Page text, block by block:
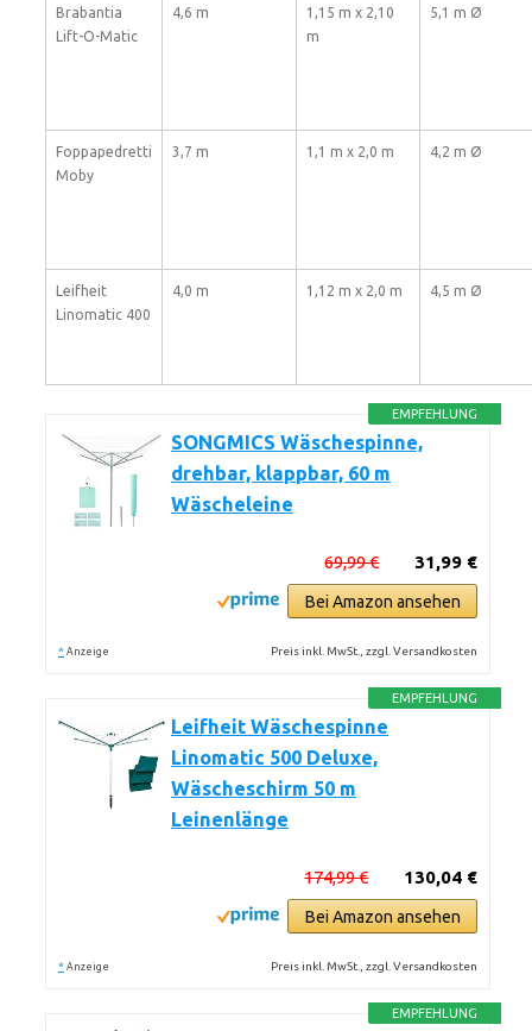
Brabantia
Lift-O-Matic
4,6 m
1,15 m x 2,10
m
5,1 m Ø
Foppapedretti
Moby
3,7 m 1,1 m x 2,0 m 4,2 m Ø
Leifheit
Linomatic 400
4,0 m 1,12 m x 2,0 m 4,5 m Ø
EMPFEHLUNG
SONGMICS Wäschespinne,
drehbar, klappbar, 60 m
Wäscheleine
31,99 €
69,99 €
Bei Amazon ansehen
* Anzeige Preis inkl. MwSt., zzgl. Versandkosten
EMPFEHLUNG
Leifheit Wäschespinne
Linomatic 500 Deluxe,
Wäscheschirm 50 m
Leinenlänge
130,04 €
174,99 €
Bei Amazon ansehen
* Anzeige Preis inkl. MwSt., zzgl. Versandkosten
EMPFEHLUNG